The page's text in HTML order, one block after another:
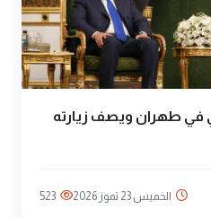
في طهران ويصف زيارته
الخميس 23 تموز 2026 523